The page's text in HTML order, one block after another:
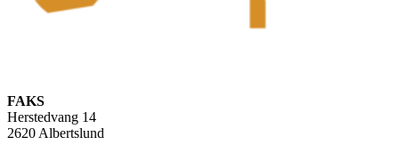
FAKS
Herstedvang 14
2620 Albertslund